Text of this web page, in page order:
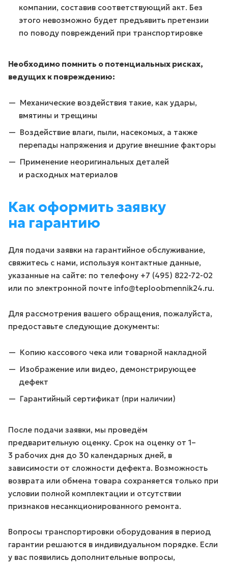
компании, составив соответствующий акт. Без
этого невозможно будет предъявить претензии
по поводу повреждений при транспортировке
Необходимо помнить о потенциальных рисках,
ведущих к повреждению:
Механические воздействия такие, как удары,
вмятины и трещины
Воздействие влаги, пыли, насекомых, а также
перепады напряжения и другие внешние факторы
Применение неоригинальных деталей
и расходных материалов
Как оформить заявку
на гарантию
Для подачи заявки на гарантийное обслуживание,
свяжитесь с нами, используя контактные данные,
указанные на сайте: по телефону +7 (495) 822-72-02
или по электронной почте info@teploobmennik24.ru.
Для рассмотрения вашего обращения, пожалуйста,
предоставьте следующие документы:
Копию кассового чека или товарной накладной
Изображение или видео, демонстрирующее
дефект
Гарантийный сертификат (при наличии)
После подачи заявки, мы проведём
предварительную оценку. Срок на оценку от 1–
3 рабочих дня до 30 календарных дней, в
зависимости от сложности дефекта. Возможность
возврата или обмена товара сохраняется только при
условии полной комплектации и отсутствии
признаков несанкционированного ремонта.
Вопросы транспортировки оборудования в период
гарантии решаются в индивидуальном порядке. Если
у вас появились дополнительные вопросы,